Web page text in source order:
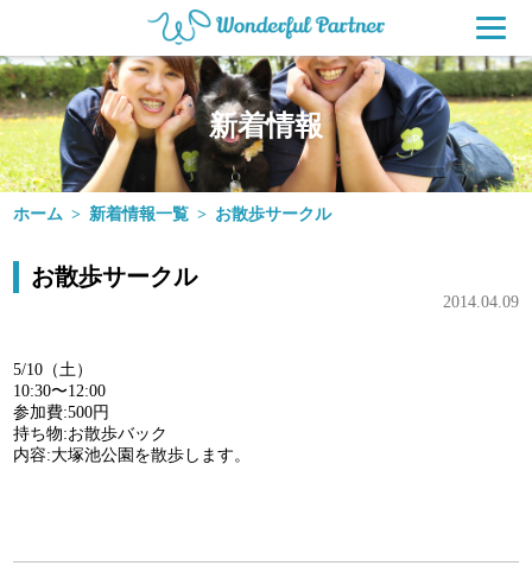
水戸市の
新着情報
ホーム 新着情報一覧 お散歩サークル
お散歩サークル
2014.04.09
5/10（土）
10:30〜12:00
参加費:500円
持ち物:お散歩バック
内容:大塚池公園を散歩します。